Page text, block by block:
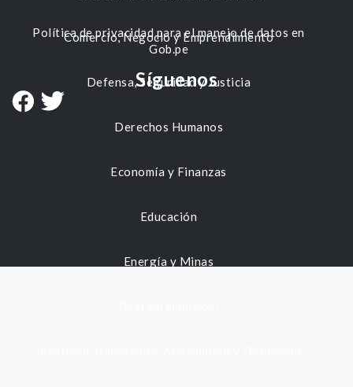
Comercio, Negocio y Emprendimiento
Defensa, Seguridad y Justicia
Derechos Humanos
Economía y Finanzas
Educación
Energía y Minas
Política de privacidad para el manejo de datos en
Gob.pe
Síguenos